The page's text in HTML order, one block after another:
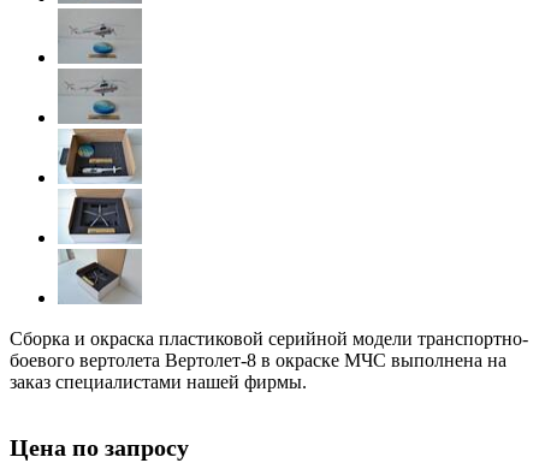
Сборка и окраска пластиковой серийной модели транспортно-
боевого вертолета Вертолет-8 в окраске МЧС выполнена на
заказ специалистами нашей фирмы.
Цена по запросу